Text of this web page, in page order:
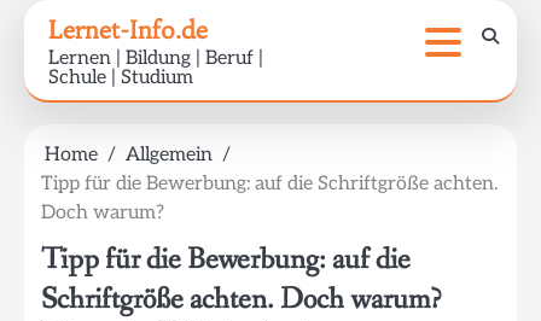
content
Lernet-Info.de
Lernen | Bildung | Beruf |
Schule | Studium
Home
Allgemein
Tipp für die Bewerbung: auf die Schriftgröße achten.
Doch warum?
Tipp für die Bewerbung: auf die
Schriftgröße achten. Doch warum?